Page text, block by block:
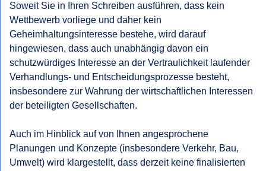
Soweit Sie in Ihren Schreiben ausführen, dass kein
Wettbewerb vorliege und daher kein
Geheimhaltungsinteresse bestehe, wird darauf
hingewiesen, dass auch unabhängig davon ein
schutzwürdiges Interesse an der Vertraulichkeit laufender
Verhandlungs- und Entscheidungsprozesse besteht,
insbesondere zur Wahrung der wirtschaftlichen Interessen
der beteiligten Gesellschaften.
Auch im Hinblick auf von Ihnen angesprochene
Planungen und Konzepte (insbesondere Verkehr, Bau,
Umwelt) wird klargestellt, dass derzeit keine finalisierten